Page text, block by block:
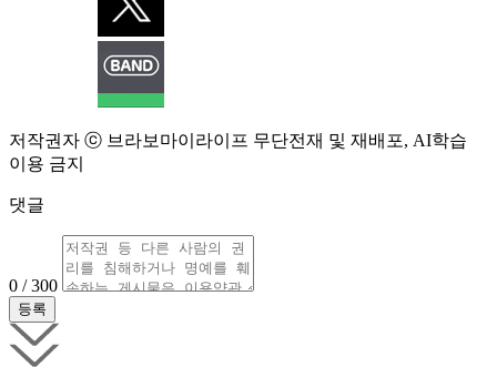
저작권자 ⓒ 브라보마이라이프 무단전재 및 재배포, AI학습
이용 금지
댓글
0 / 300